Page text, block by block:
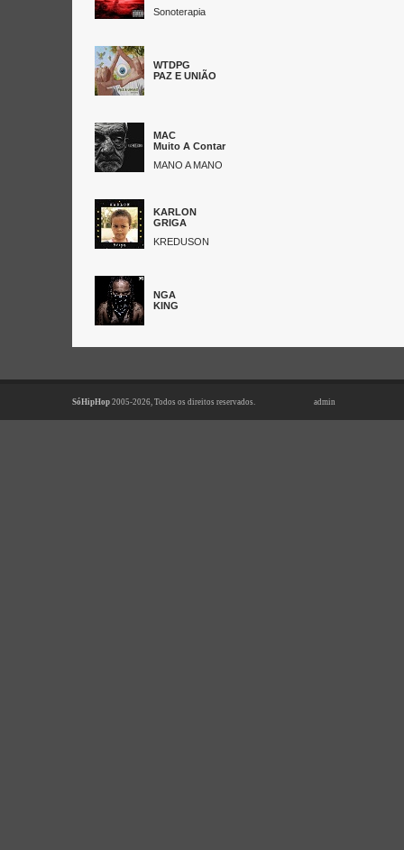
Sonoterapia
WTDPG
PAZ E UNIÃO
MAC
Muito A Contar
MANO A MANO
KARLON
GRIGA
KREDUSON
NGA
KING
SóHipHop 2005-2026, Todos os direitos reservados. admin